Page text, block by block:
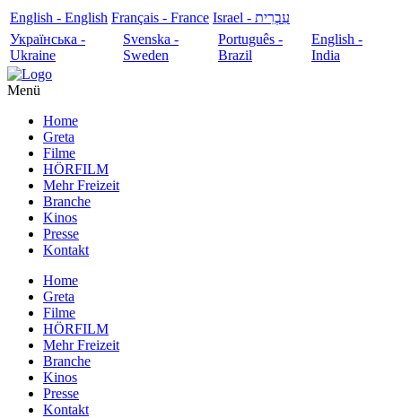
English - English Français - France
עִבְרִית - Israel
Українська -
Ukraine
Svenska -
Sweden
Português -
Brazil
English -
India
Menü
Home
Greta
Filme
HÖRFILM
Mehr Freizeit
Branche
Kinos
Presse
Kontakt
Home
Greta
Filme
HÖRFILM
Mehr Freizeit
Branche
Kinos
Presse
Kontakt